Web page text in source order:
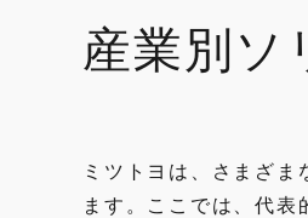
産業別ソ
ミツトヨは、さまざ
ます。ここでは、代表